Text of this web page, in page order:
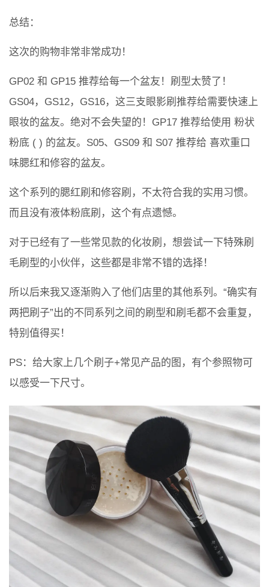
总结：
这次的购物非常非常成功！
GP02 和 GP15 推荐给每一个盆友！刷型太赞了！
GS04，GS12，GS16，这三支眼影刷推荐给需要快速上
眼妆的盆友。绝对不会失望的！GP17 推荐给使用 粉状
粉底 ( ) 的盆友。S05、GS09 和 S07 推荐给 喜欢重口
味腮红和修容的盆友。
这个系列的腮红刷和修容刷，不太符合我的实用习惯。
而且没有液体粉底刷，这个有点遗憾。
对于已经有了一些常见款的化妆刷，想尝试一下特殊刷
毛刷型的小伙伴，这些都是非常不错的选择！
所以后来我又逐渐购入了他们店里的其他系列。“确实有
两把刷子”出的不同系列之间的刷型和刷毛都不会重复，
特别值得买！
PS：给大家上几个刷子+常见产品的图，有个参照物可
以感受一下尺寸。